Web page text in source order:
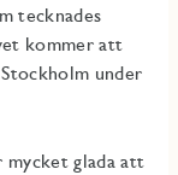
tecknades
kommer att
under
mycket glada att